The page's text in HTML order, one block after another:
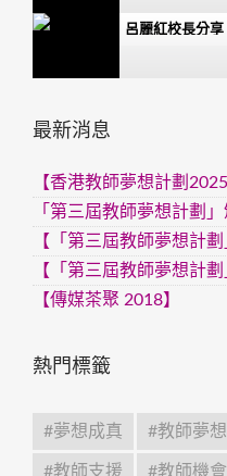
呂麗紅校長分享
福建中學附屬
李榮安教授分享
香港教育師夢
最新消息
【香港教師夢想計劃
「第三屆教師夢想計劃
【「第三屆教師夢想計劃
【「第三屆教師夢想計劃
【傳媒茶聚 2018】
熱門標籤
#夢想成真 #教師夢想
#教師支援 #教師機會